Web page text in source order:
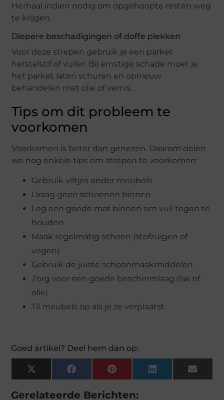
Herhaal indien nodig om opgehoopte resten weg
te krijgen.
Diepere beschadigingen of doffe plekken
Voor deze strepen gebruik je een parket
herstelstif of vuller. Bij ernstige schade moet je
het parket laten schuren en opnieuw
behandelen met olie of vernis.
Tips om dit probleem te
voorkomen
Voorkomen is beter dan genezen. Daarom delen
we nog enkele tips om strepen te voorkomen:
Gebruik viltjes onder meubels
Draag geen schoenen binnen
Leg een goede mat binnen om vuil tegen te
houden
Maak regelmatig schoen (stofzuigen of
vegen)
Gebruik de juiste schoonmaakmiddelen
Zorg voor een goede beschermlaag (lak of
olie)
Til meubels op als je ze verplaatst
Goed artikel? Deel hem dan op:
X
(Twitter)
FacebookPinterestLinkedIn Email
Gerelateerde Berichten: